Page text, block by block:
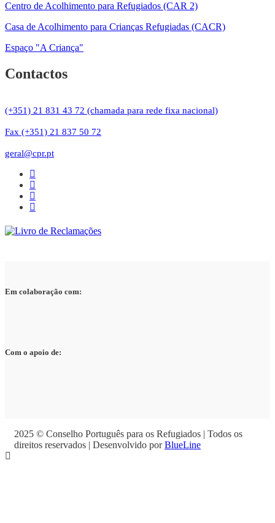
Centro de Acolhimento para Refugiados (CAR 2)
Casa de Acolhimento para Crianças Refugiadas (CACR)
Espaço "A Criança"
Contactos
(+351) 21 831 43 72 (chamada para rede fixa nacional)
Fax (+351) 21 837 50 72
geral@cpr.pt
Em colaboração com:
Com o apoio de:
2025 © Conselho Português para os Refugiados | Todos os
direitos reservados | Desenvolvido porBlueLine